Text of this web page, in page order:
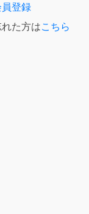
登録
た方はこちら